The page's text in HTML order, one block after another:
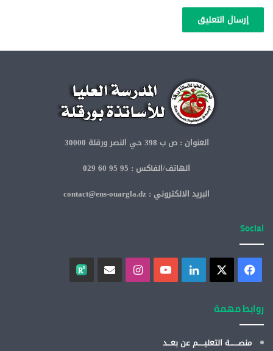
العنوان : ص ب 398 حي النصر ورقلة 30000
الهاتف/الفاكس : 95 95 60 029
البريد الالكتروني : contact@ens-ouargla.dz
Social
روابط مهمة
منصـــــــة التعليـــــم عن بعـــد